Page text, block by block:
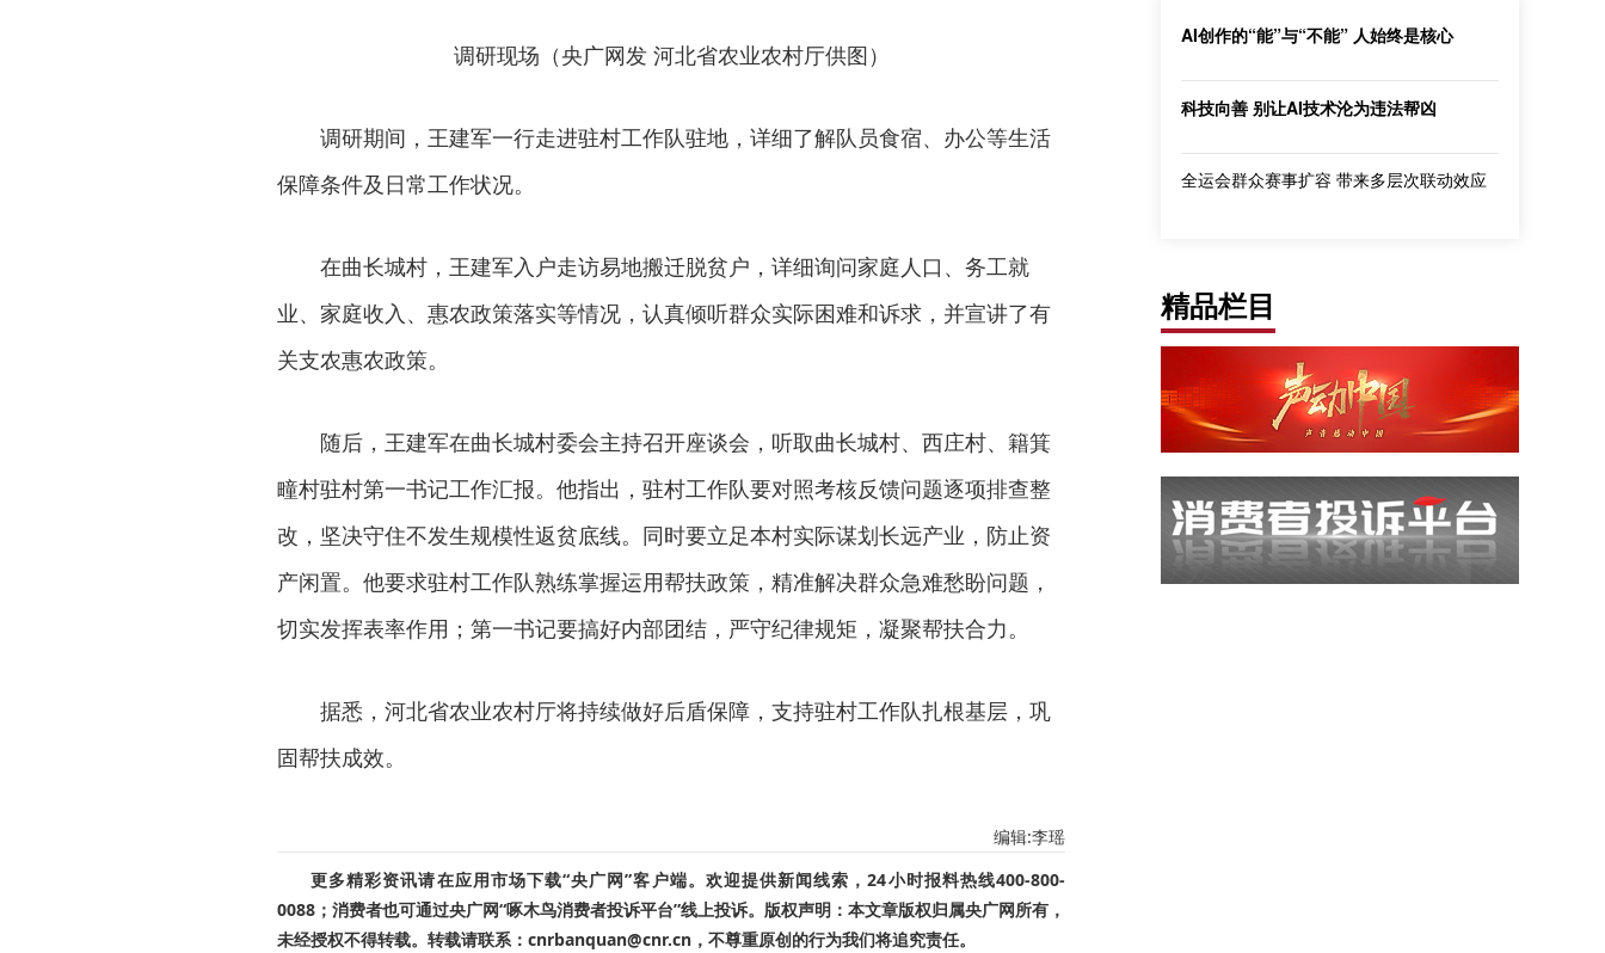
调研现场（央广网发 河北省农业农村厅供图）
调研期间，王建军一行走进驻村工作队驻地，详细了解队员食宿、办公等生活
保障条件及日常工作状况。
在曲长城村，王建军入户走访易地搬迁脱贫户，详细询问家庭人口、务工就
业、家庭收入、惠农政策落实等情况，认真倾听群众实际困难和诉求，并宣讲了有
关支农惠农政策。
随后，王建军在曲长城村委会主持召开座谈会，听取曲长城村、西庄村、籍箕
疃村驻村第一书记工作汇报。他指出，驻村工作队要对照考核反馈问题逐项排查整
改，坚决守住不发生规模性返贫底线。同时要立足本村实际谋划长远产业，防止资
产闲置。他要求驻村工作队熟练掌握运用帮扶政策，精准解决群众急难愁盼问题，
切实发挥表率作用；第一书记要搞好内部团结，严守纪律规矩，凝聚帮扶合力。
据悉，河北省农业农村厅将持续做好后盾保障，支持驻村工作队扎根基层，巩
固帮扶成效。
编辑:李瑶
更多精彩资讯请在应用市场下载“央广网”客户端。欢迎提供新闻线索，24小时报料热线400-800-
0088；消费者也可通过央广网“啄木鸟消费者投诉平台”线上投诉。版权声明：本文章版权归属央广网所有，
未经授权不得转载。转载请联系：cnrbanquan@cnr.cn，不尊重原创的行为我们将追究责任。
AI创作的“能”与“不能” 人始终是核心
科技向善 别让AI技术沦为违法帮凶
全运会群众赛事扩容 带来多层次联动效应
精品栏目